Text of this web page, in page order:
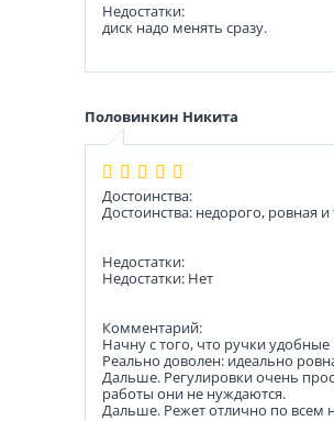
Недостатки:
диск надо менять сразу.
Половинкин Никита
Достоинства:
Достоинства: недорого, ровная
Недостатки:
Недостатки: Нет
Комментарий:
Начну с того, что ручки
Реально доволен: идеально
Дальше. Регулировки очень
работы они не нуждаются.
Дальше. Режет отлично по всем